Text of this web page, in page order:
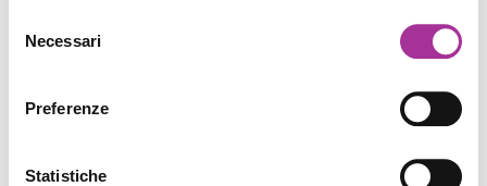
delNecessari
Preferenze
Statistiche